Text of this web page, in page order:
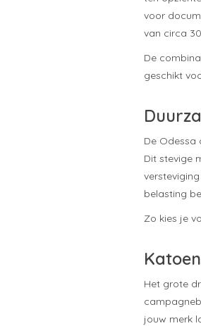
voor
van circa
De
geschikt
De Odessa
Dit stevige
belasting
Zo kies je
Het grote
jouw merk